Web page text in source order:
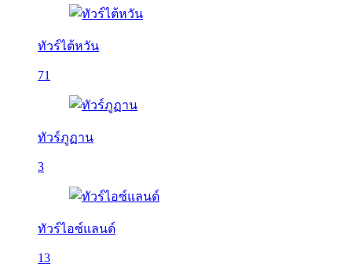
ทัวร์ไต้หวัน
71
ทัวร์ภูฏาน
3
ทัวร์ไอซ์แลนด์
13